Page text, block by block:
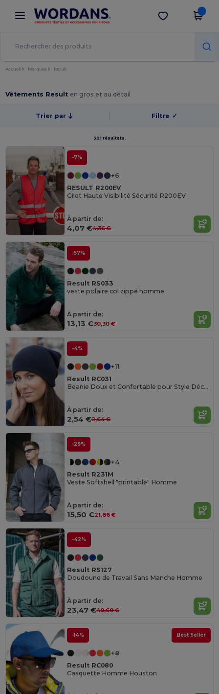
× Appli Wordans
Meilleurs prix sur l’app !
Obtenir l'appli
Accueil Marques Result
Vêtements Result en gros et au détail
Trier par Filtre ✓
301 résultats.
-7%
+6
RESULT R200EV
Gilet Haute Visibilité Sécurité R200EV
À partir de:
4,07 €4,36 €
-57%
Result RS033
veste polaire col zippé homme
À partir de:
13,13 €30,30 €
-4%
+11
Result RC031
Beanie Doux et Confortable pour Style Décontracté
À partir de:
2,54 €2,64 €
-29%
+4
Result R231M
Veste Softshell "printable" Homme
À partir de:
15,50 €21,86 €
-42%
Result RS127
Doudoune de Travail Sans Manche Homme
À partir de:
23,47 €40,60 €
-14% Best Seller
+8
Result RC080
Casquette Homme Houston